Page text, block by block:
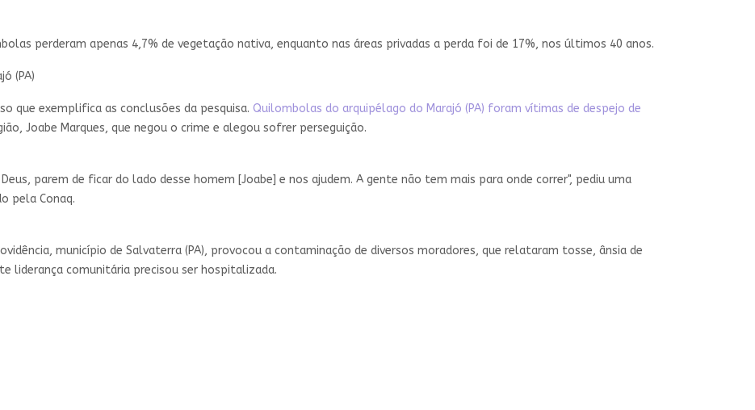
perderam apenas 4,7% de vegetação nativa, enquanto nas áreas privadas a perda foi de 17%, nos últimos 40 anos.
(PA)
que exemplifica as conclusões da pesquisa. Quilombolas do arquipélago do Marajó (PA) foram vítimas de despejo de
Joabe Marques, que negou o crime e alegou sofrer perseguição.
parem de ficar do lado desse homem [Joabe] e nos ajudem. A gente não tem mais para onde correr", pediu uma
pela Conaq.
município de Salvaterra (PA), provocou a contaminação de diversos moradores, que relataram tosse, ânsia de
liderança comunitária precisou ser hospitalizada.